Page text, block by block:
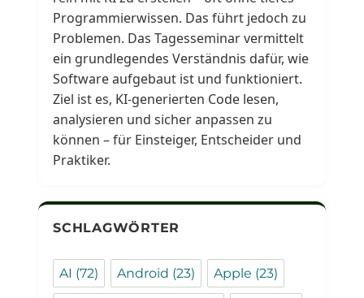
Programmierwissen. Das führt jedoch zu
Problemen. Das Tagesseminar vermittelt
ein grundlegendes Verständnis dafür, wie
Software aufgebaut ist und funktioniert.
Ziel ist es, KI-generierten Code lesen,
analysieren und sicher anpassen zu
können – für Einsteiger, Entscheider und
Praktiker.
SCHLAGWÖRTER
AI (72) Android (23) Apple (23)